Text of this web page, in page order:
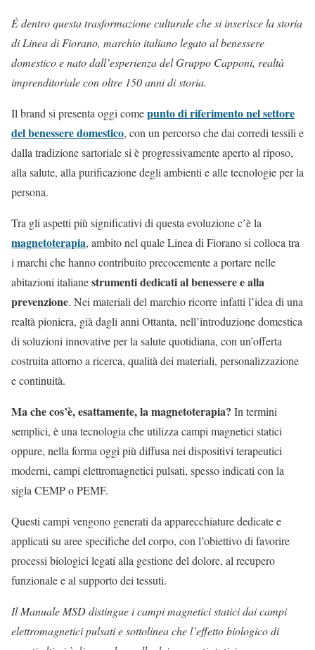
È dentro questa trasformazione culturale che si inserisce la storia
di Linea di Fiorano, marchio italiano legato al benessere
domestico e nato dall’esperienza del Gruppo Capponi, realtà
imprenditoriale con oltre 150 anni di storia.
Il brand si presenta oggi comepunto di riferimento nel settore
del benessere domestico, con un percorso che dai corredi tessili e
dalla tradizione sartoriale si è progressivamente aperto al riposo,
alla salute, alla purificazione degli ambienti e alle tecnologie per la
persona.
Tra gli aspetti più significativi di questa evoluzione c’è la
magnetoterapia, ambito nel quale Linea di Fiorano si colloca tra
i marchi che hanno contribuito precocemente a portare nelle
abitazioni italianestrumenti dedicati al benessere e alla
prevenzione. Nei materiali del marchio ricorre infatti l’idea di una
realtà pioniera, già dagli anni Ottanta, nell’introduzione domestica
di soluzioni innovative per la salute quotidiana, con un’offerta
costruita attorno a ricerca, qualità dei materiali, personalizzazione
e continuità.
Ma che cos’è, esattamente, la magnetoterapia? In termini
semplici, è una tecnologia che utilizza campi magnetici statici
oppure, nella forma oggi più diffusa nei dispositivi terapeutici
moderni, campi elettromagnetici pulsati, spesso indicati con la
sigla CEMP o PEMF.
Questi campi vengono generati da apparecchiature dedicate e
applicati su aree specifiche del corpo, con l’obiettivo di favorire
processi biologici legati alla gestione del dolore, al recupero
funzionale e al supporto dei tessuti.
Il Manuale MSD distingue i campi magnetici statici dai campi
elettromagnetici pulsati e sottolinea che l’effetto biologico di